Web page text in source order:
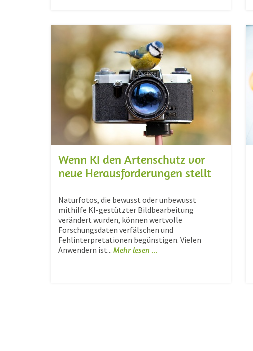
Wenn KI den Artenschutz vor
neue Herausforderungen stellt
Naturfotos, die bewusst oder unbewusst
mithilfe KI-gestützter Bildbearbeitung
verändert wurden, können wertvolle
Forschungsdaten verfälschen und
Fehlinterpretationen begünstigen. Vielen
Anwendern ist... Mehr lesen ...